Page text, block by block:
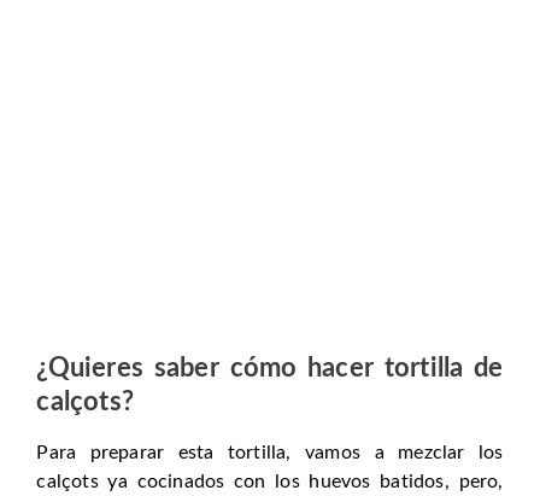
¿Quieres saber cómo hacer tortilla de
calçots?
Para preparar esta tortilla, vamos a mezclar los
calçots ya cocinados con los huevos batidos, pero,